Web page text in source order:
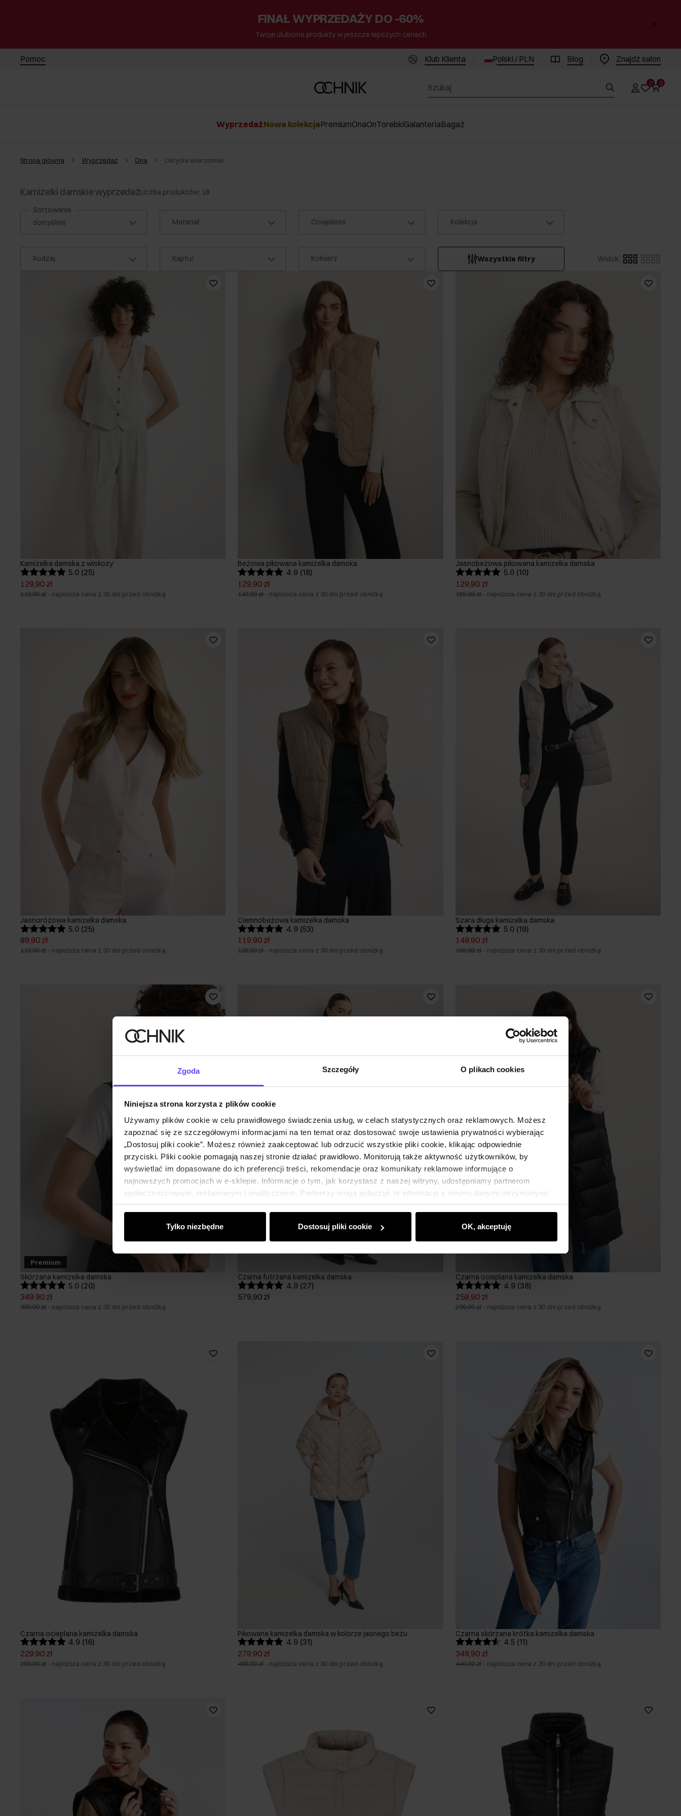
Zgoda Szczegóły O plikach cookies
Niniejsza strona korzysta z plików cookie
Używamy plików cookie w celu prawidłowego świadczenia usług, w celach statystycznych oraz reklamowych. Możesz
zapoznać się ze szczegółowymi informacjami na ten temat oraz dostosować swoje ustawienia prywatności wybierając
„Dostosuj pliki cookie”. Możesz również zaakceptować lub odrzucić wszystkie pliki cookie, klikając odpowiednie
przyciski. Pliki cookie pomagają naszej stronie działać prawidłowo. Monitorują także aktywność użytkowników, by
wyświetlać im dopasowane do ich preferencji treści, rekomendacje oraz komunikaty reklamowe informujące o
najnowszych promocjach w e-sklepie. Informacje o tym, jak korzystasz z naszej witryny, udostępniamy partnerom
społecznościowym, reklamowym i analitycznym. Partnerzy mogą połączyć te informacje z innymi danymi otrzymanymi
od Ciebie lub uzyskanymi podczas korzystania z ich usług.
Tylko niezbędne Dostosuj pliki cookie OK, akceptuję
FINAŁ WYPRZEDAŻY DO -60%
Twoje ulubione produkty w jeszcze lepszych cenach
Pomoc Klub Klienta Polski / PLN Blog Znajdż salon
0 0
WyprzedażNowa kolekcjaPremiumOnaOnTorebkiGalanteriaBagaż
Strona główna Wyprzedaż Ona Okrycia wierzchnie
Kamizelki damskie wyprzedażLiczba produktów: 18
Sortowanie
Materiał
Ocieplenie Kolekcja
Rodzaj Kaptur Kołnierz Wszystkie filtry Widok:
Kamizelka damska z wiskozy
5.0 (25)
129,90 zł
219,90 zł - najniższa cena z 30 dni przed obniżką
Beżowa pikowana kamizelka damska
4.9 (18)
129,90 zł
149,90 zł - najniższa cena z 30 dni przed obniżką
Jasnobeżowa pikowana kamizelka damska
5.0 (10)
129,90 zł
159,90 zł - najniższa cena z 30 dni przed obniżką
Jasnoróżowa kamizelka damska
5.0 (25)
89,90 zł
119,90 zł - najniższa cena z 30 dni przed obniżką
Ciemnobeżowa kamizelka damska
4.9 (53)
119,90 zł
139,90 zł - najniższa cena z 30 dni przed obniżką
Szara długa kamizelka damska
5.0 (19)
149,90 zł
199,90 zł - najniższa cena z 30 dni przed obniżką
Premium
Skórzana kamizelka damska
5.0 (20)
349,90 zł
399,90 zł - najniższa cena z 30 dni przed obniżką
Czarna futrzana kamizelka damska
4.9 (27)
579,90 zł
Czarna ocieplana kamizelka damska
4.9 (38)
259,90 zł
299,90 zł - najniższa cena z 30 dni przed obniżką
Czarna ocieplana kamizelka damska
4.9 (16)
229,90 zł
299,90 zł - najniższa cena z 30 dni przed obniżką
Pikowana kamizelka damska w kolorze jasnego beżu
4.9 (31)
279,90 zł
499,90 zł - najniższa cena z 30 dni przed obniżką
Czarna skórzana krótka kamizelka damska
4.5 (11)
349,90 zł
449,90 zł - najniższa cena z 30 dni przed obniżką